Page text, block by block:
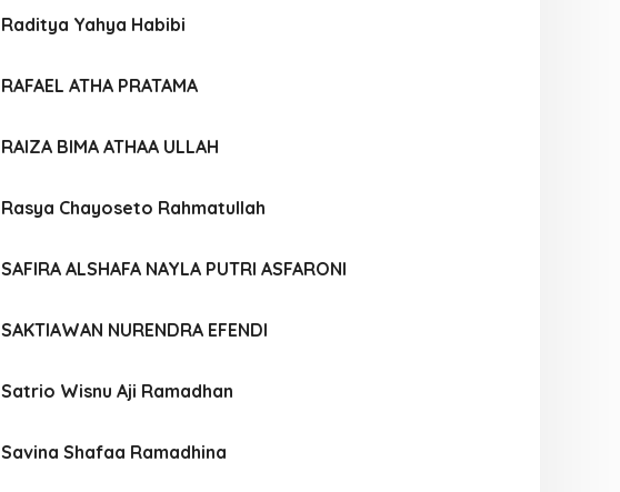
Raditya Yahya Habibi
RAFAEL ATHA PRATAMA
RAIZA BIMA ATHAA ULLAH
Rasya Chayoseto Rahmatullah
SAFIRA ALSHAFA NAYLA PUTRI ASFARONI
SAKTIAWAN NURENDRA EFENDI
Satrio Wisnu Aji Ramadhan
Savina Shafaa Ramadhina